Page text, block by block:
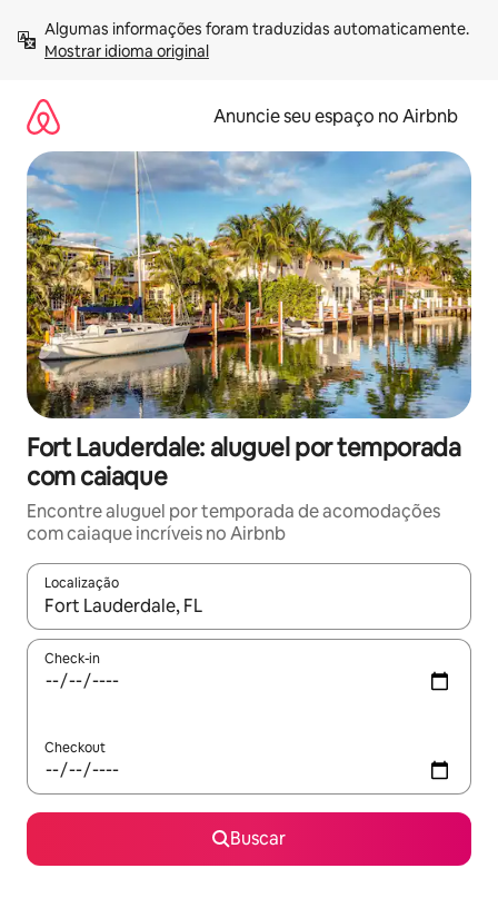
para
Mostrar idioma original
Anuncie seu espaço no Airbnb
Fort Lauderdale: aluguel por temporada
com caiaque
Encontre aluguel por temporada de acomodações
com caiaque incríveis no Airbnb
Localização
Quando os resultados estiverem disponíveis, explore-os
Check-in
Checkout
Buscar